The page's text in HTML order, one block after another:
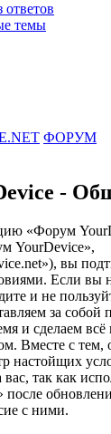
ответов
темы
ФОРУМ
-
«Форум
YourDevice»,
вы
Если вы
и не
за собой
и сделаем
Вместе с тем,
настойщих
так как
с ними.